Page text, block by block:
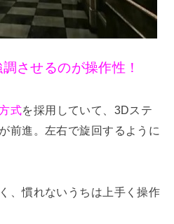
させるのが操作性！
式を採用していて、3Dステ
前進。左右で旋回するように
、慣れないうちは上手く操作